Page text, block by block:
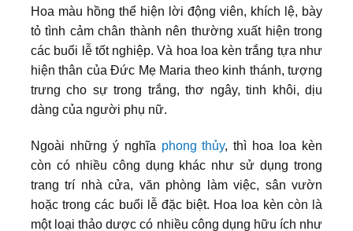
Hoa màu hồng thể hiện lời động viên, khích lệ, bày
tỏ tình cảm chân thành nên thường xuất hiện trong
các buổi lễ tốt nghiệp. Và hoa loa kèn trắng tựa như
hiện thân của Đức Mẹ Maria theo kinh thánh, tượng
trưng cho sự trong trắng, thơ ngây, tinh khôi, dịu
dàng của người phụ nữ.
Ngoài những ý nghĩa phong thủy, thì hoa loa kèn
còn có nhiều công dụng khác như sử dụng trong
trang trí nhà cửa, văn phòng làm việc, sân vườn
hoặc trong các buổi lễ đặc biệt. Hoa loa kèn còn là
một loại thảo dược có nhiều công dụng hữu ích như